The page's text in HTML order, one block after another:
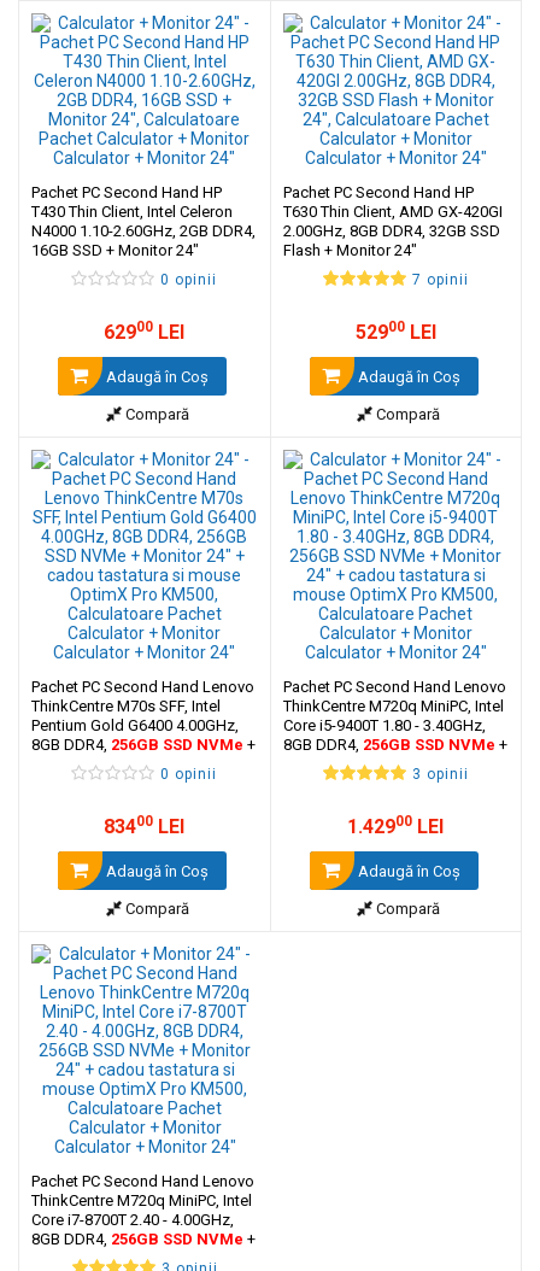
Pachet PC Second Hand HP
T430 Thin Client, Intel Celeron
N4000 1.10-2.60GHz, 2GB DDR4,
16GB SSD + Monitor 24"
0 opinii
62900 LEI
Adaugă în Coş
Compară
Pachet PC Second Hand HP
T630 Thin Client, AMD GX-420GI
2.00GHz, 8GB DDR4, 32GB SSD
Flash + Monitor 24"
7 opinii
52900LEI
Adaugă în Coş
Compară
Pachet PC Second Hand Lenovo
ThinkCentre M70s SFF, Intel
Pentium Gold G6400 4.00GHz,
8GB DDR4, 256GB SSD NVMe +
Monitor 24" + cadou tastatura si
mouse OptimX Pro KM500
0 opinii
83400 LEI
Adaugă în Coş
Compară
Pachet PC Second Hand Lenovo
ThinkCentre M720q MiniPC, Intel
Core i5-9400T 1.80 - 3.40GHz,
8GB DDR4, 256GB SSD NVMe +
Monitor 24" + cadou tastatura si
mouse OptimX Pro KM500
3 opinii
1.42900 LEI
Adaugă în Coş
Compară
Pachet PC Second Hand Lenovo
ThinkCentre M720q MiniPC, Intel
Core i7-8700T 2.40 - 4.00GHz,
8GB DDR4, 256GB SSD NVMe +
Monitor 24" + cadou tastatura si